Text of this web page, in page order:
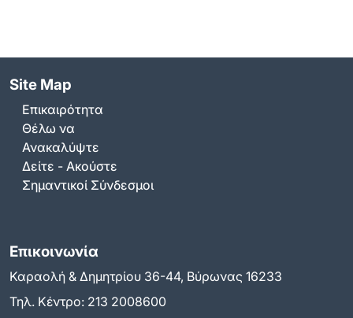
Site Map
Επικαιρότητα
Θέλω να
Ανακαλύψτε
Δείτε - Ακούστε
Σημαντικοί Σύνδεσμοι
Επικοινωνία
Καραολή & Δημητρίου 36-44, Βύρωνας 16233
Τηλ. Κέντρο: 213 2008600